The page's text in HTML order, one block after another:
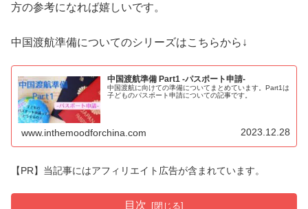
方の参考になれば嬉しいです。
中国渡航準備についてのシリーズはこちらから↓
中国渡航準備 Part1 -パスポート申請-
中国渡航に向けての準備についてまとめています。Part1は
子どものパスポート申請についての記事です。
www.inthemoodforchina.com 2023.12.28
【PR】当記事にはアフィリエイト広告が含まれています。
目次